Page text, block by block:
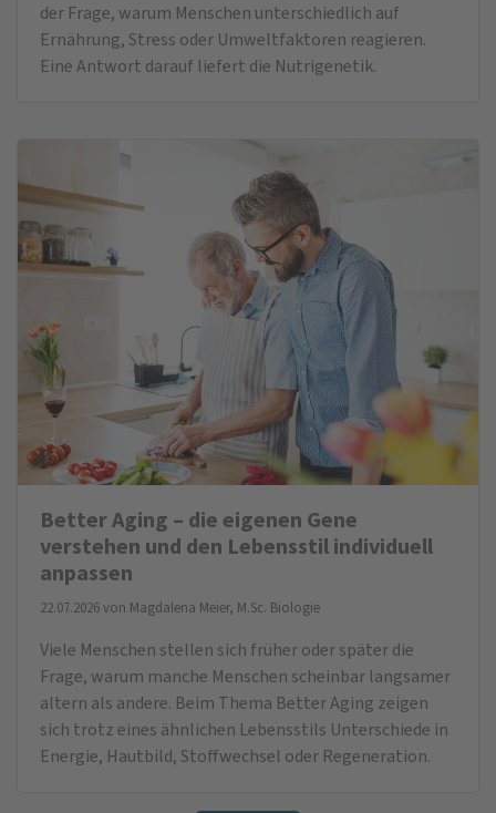
der Frage, warum Menschen unterschiedlich auf
Ernährung, Stress oder Umweltfaktoren reagieren.
Eine Antwort darauf liefert die Nutrigenetik.
Better Aging – die eigenen Gene
verstehen und den Lebensstil individuell
anpassen
22.07.2026 von Magdalena Meier, M.Sc. Biologie
Viele Menschen stellen sich früher oder später die
Frage, warum manche Menschen scheinbar langsamer
altern als andere. Beim Thema Better Aging zeigen
sich trotz eines ähnlichen Lebensstils Unterschiede in
Energie, Hautbild, Stoffwechsel oder Regeneration.